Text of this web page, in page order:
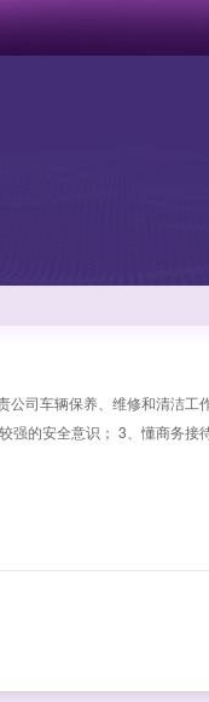
司车辆保养、维修和清洁工
强的安全意识； 3、懂商务